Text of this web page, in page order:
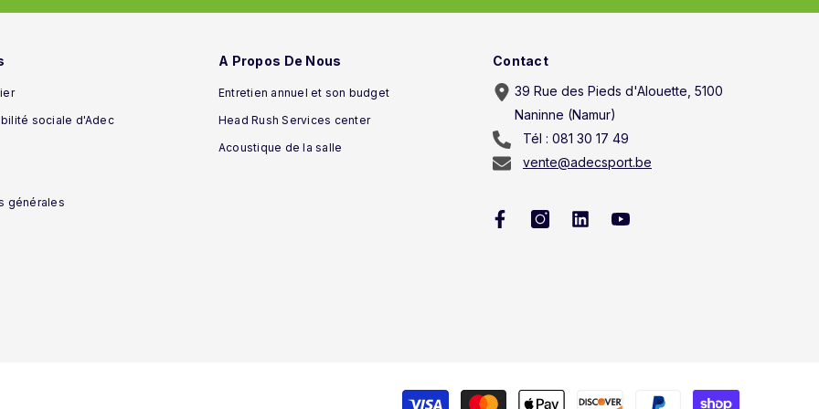
sociale d'Adec
générales
A Propos De Nous
Entretien annuel et son budget
Head Rush Services center
Acoustique de la salle
Contact
39 Rue des Pieds d'Alouette, 5100
Naninne (Namur)
Tél : 081 30 17 49
vente@adecsport.be
Méthodes